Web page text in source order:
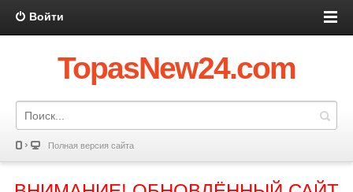
Войти
TopasNew24.com
Полная версия сайта